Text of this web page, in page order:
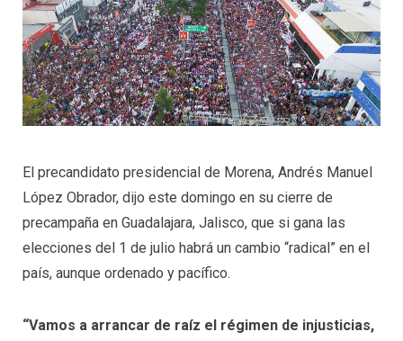
El precandidato presidencial de Morena, Andrés Manuel
López Obrador, dijo este domingo en su cierre de
precampaña en Guadalajara, Jalisco, que si gana las
elecciones del 1 de julio habrá un cambio “radical” en el
país, aunque ordenado y pacífico.
“Vamos a arrancar de raíz el régimen de injusticias,